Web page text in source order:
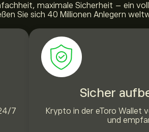
maximale Sicherheit – ein
Sie sich 40 Millionen Anlegern
7
Sicher
Krypto in der eToro Wallet
und